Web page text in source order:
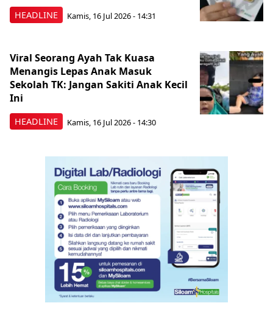
HEADLINE Kamis, 16 Jul 2026 - 14:31
HEADLINE
Viral Seorang Ayah Tak Kuasa
Menangis Lepas Anak Masuk
Sekolah TK: Jangan Sakiti Anak Kecil
Ini
Kamis, 16 Jul 2026 - 14:30